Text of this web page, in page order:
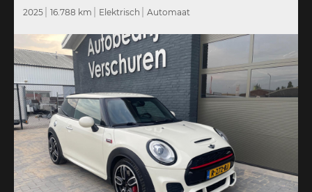
2025 16.788 km Elektrisch Automaat